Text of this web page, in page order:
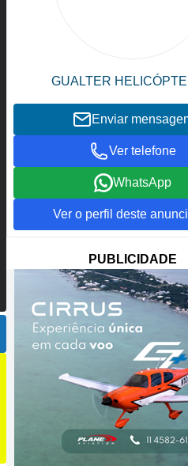
GUALTER
Enviar
Ver telefone
WhatsApp
Ver o perfil deste
PUBLICIDADE